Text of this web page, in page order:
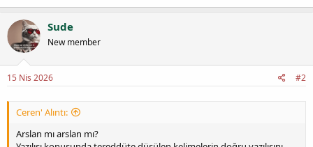
Sude
New member
15 Nis 2026 #2
Ceren' Alıntı:
Arslan mı arslan mı?